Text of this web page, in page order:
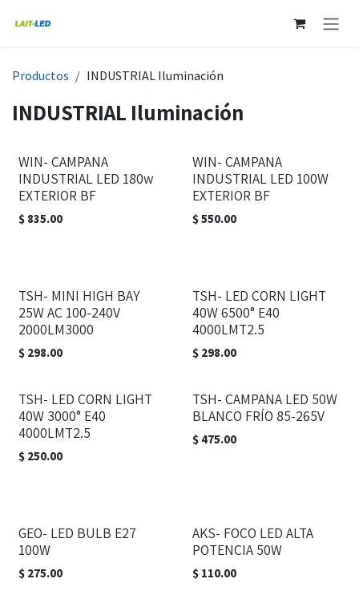
Productos INDUSTRIAL Iluminación
INDUSTRIAL Iluminación
WIN- CAMPANA
INDUSTRIAL LED 180w
EXTERIOR BF
$ 835.00
WIN- CAMPANA
INDUSTRIAL LED 100W
EXTERIOR BF
$550.00
TSH- MINI HIGH BAY
25W AC 100-240V
2000LM3000
$ 298.00
TSH- LED CORN LIGHT
40W 6500° E40
4000LMT2.5
$ 298.00
TSH- LED CORN LIGHT
40W 3000° E40
4000LMT2.5
$ 250.00
TSH- CAMPANA LED 50W
BLANCO FRÍO 85-265V
$ 475.00
GEO- LED BULB E27
100W
$ 275.00
AKS- FOCO LED ALTA
POTENCIA 50W
$ 110.00